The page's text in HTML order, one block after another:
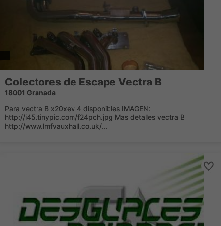
Colectores de Escape Vectra B
18001 Granada
Para vectra B x20xev 4 disponibles IMAGEN:
http://i45.tinypic.com/f24pch.jpg Mas detalles vectra B
http://www.lmfvauxhall.co.uk/...